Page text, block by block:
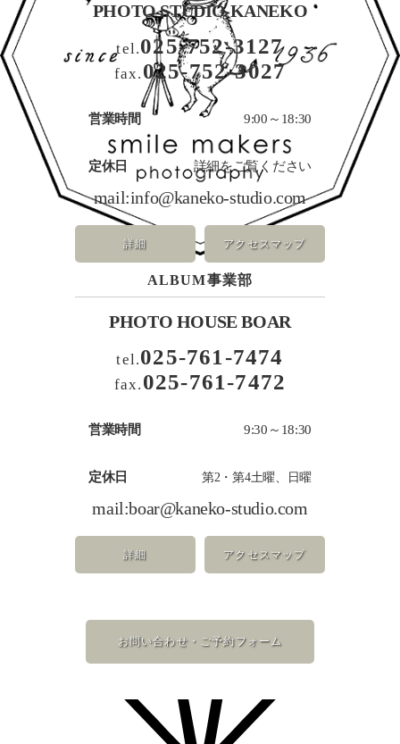
PHOTO STUDIO KANEKO
tel.025-752-3127
fax. 025-752-3027
営業時間 9:00～18:30
定休日 詳細をご覧ください
mail:info@kaneko-studio.com
詳細 アクセスマップ
ALBUM事業部
PHOTO HOUSE BOAR
tel.025-761-7474
fax. 025-761-7472
営業時間 9:30～18:30
定休日 第2・第4土曜、日曜
mail:boar@kaneko-studio.com
詳細 アクセスマップ
お問い合わせ・ご予約フォーム